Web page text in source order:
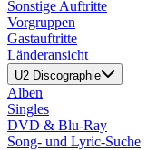
Sonstige Auftritte
Vorgruppen
Gastauftritte
Länderansicht
U2 Discographie
Alben
Singles
DVD & Blu-Ray
Song- und Lyric-Suche